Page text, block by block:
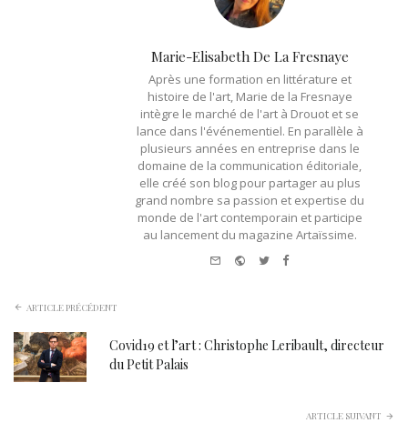
Marie-Elisabeth De La Fresnaye
Après une formation en littérature et
histoire de l'art, Marie de la Fresnaye
intègre le marché de l'art à Drouot et se
lance dans l'événementiel. En parallèle à
plusieurs années en entreprise dans le
domaine de la communication éditoriale,
elle créé son blog pour partager au plus
grand nombre sa passion et expertise du
monde de l'art contemporain et participe
au lancement du magazine Artaïssime.
Website
TwitterFacebook
ARTICLE PRÉCÉDENT
Covid19 et l’art : Christophe Leribault, directeur
du Petit Palais
ARTICLE SUIVANT